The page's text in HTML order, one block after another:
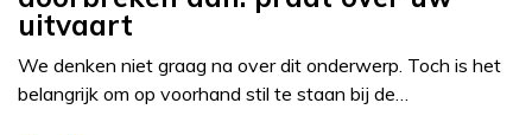
uitvaart
We denken niet graag na over dit onderwerp. Toch is het
belangrijk om op voorhand stil te staan bij de…